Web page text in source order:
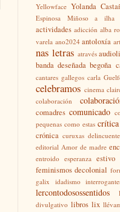
Yellowface Yolanda
Espinosa Miñoso
a ilha
actividades adicción alba
varela ano2024 antoloxía
nas letras através
banda deseñada begoña
cantares gallegos carla
celebramos cinema
colaboración
comadres comunicado
pequenas como estas
crónica curuxas delincuente
editorial Amor de madre
entroido esperanza estivo
feminismos decolonial
galix
idadismo
lercontodosossentidos
divulgativo libros lix